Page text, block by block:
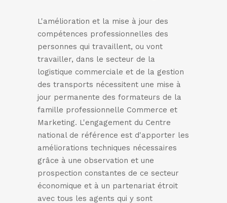
L'amélioration et la mise à jour des
compétences professionnelles des
personnes qui travaillent, ou vont
travailler, dans le secteur de la
logistique commerciale et de la gestion
des transports nécessitent une mise à
jour permanente des formateurs de la
famille professionnelle Commerce et
Marketing. L'engagement du Centre
national de référence est d'apporter les
améliorations techniques nécessaires
grâce à une observation et une
prospection constantes de ce secteur
économique et à un partenariat étroit
avec tous les agents qui y sont